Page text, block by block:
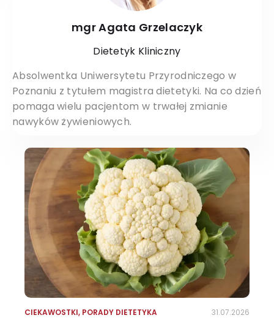
mgr Agata Grzelaczyk
Dietetyk Kliniczny
Absolwentka Uniwersytetu Przyrodniczego w
Poznaniu z tytułem magistra dietetyki. Na co dzień
pomaga wielu pacjentom w trwałej zmianie
nawyków żywieniowych.
CIEKAWOSTKI, PORADY DIETETYKA 31.07.2026